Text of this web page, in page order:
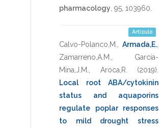
pharmacology 95 103960
Artículo
Calvo-Polanco,M. Armada,E.
Zamarreno,A.M.
Garcia-
Mina,J.M.
Aroca,R. (2019)
Local root ABA/cytokinin
status and aquaporins
regulate poplar responses
to mild drought stress